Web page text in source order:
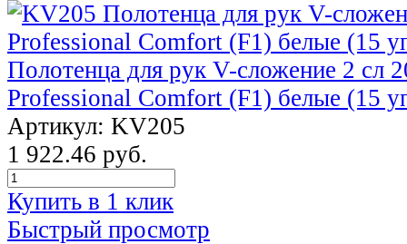
Полотенца для рук V-сложение 2 сл
Professional Comfort (F1) белые (15
Артикул: KV205
1 922.46 руб.
Купить в 1 клик
Быстрый просмотр